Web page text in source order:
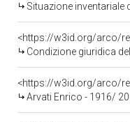
Situazione inventariale
<https://w3id.org/arco/
Condizione giuridica
<https://w3id.org/arco/
Arvati Enrico - 1916/